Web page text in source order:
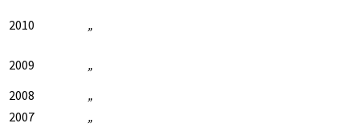
2010 „
2009
„
2008
„
2007
„